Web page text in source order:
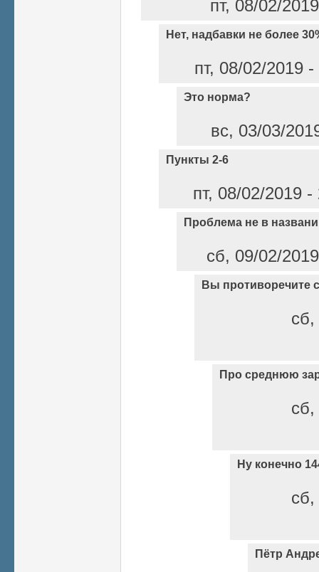
пт, 08/02/
Нет, надбавки не более
пт, 08/02/2019
Это норма?
вс, 03/03/
Пункты 2-6
пт, 08/02/2019
Проблема не в
сб, 09/02/
Вы противоречите
Про среднюю
Ну конечно
Пётр